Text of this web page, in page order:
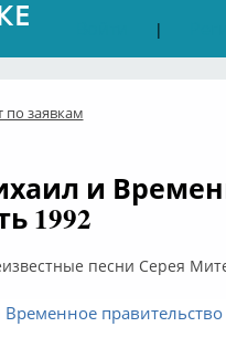
|
по заявкам
и
1992
песни Серея
правительство